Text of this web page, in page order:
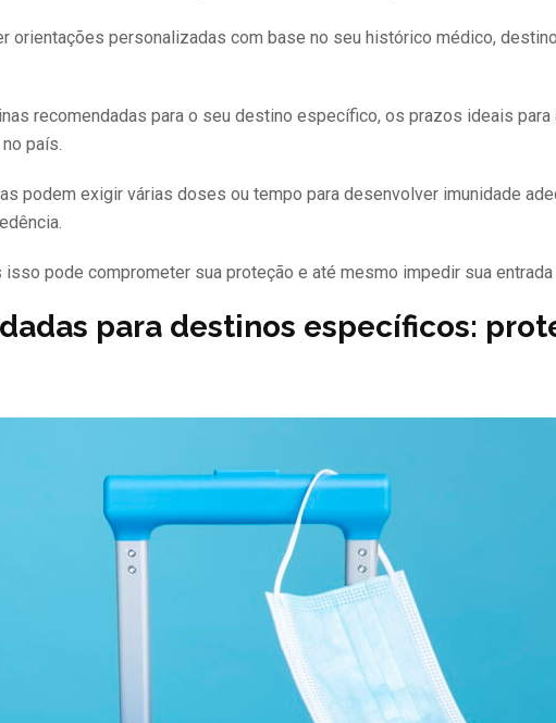
orientações personalizadas com base no seu histórico médico,
recomendadas para o seu destino específico, os prazos ideais para
país.
podem exigir várias doses ou tempo para desenvolver imunidade
isso pode comprometer sua proteção e até mesmo impedir sua
para destinos específicos: